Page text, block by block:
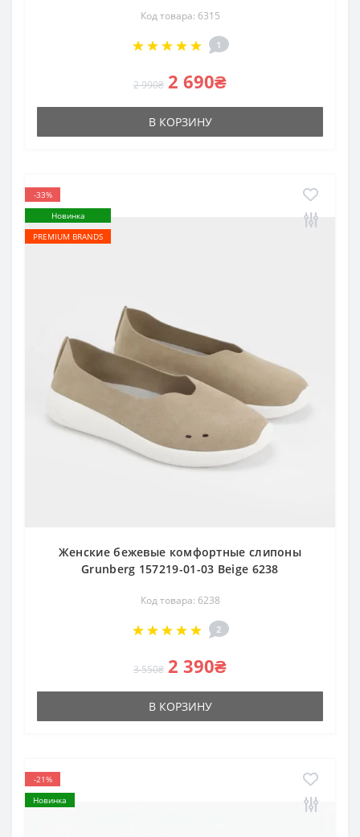
Код товара: 6315
1
2 990₴ 2 690₴
В КОРЗИНУ
-33%
Новинка
PREMIUM BRANDS
Женские бежевые комфортные слипоны
Grunberg 157219-01-03 Beige 6238
Код товара: 6238
2
3 550₴ 2 390₴
В КОРЗИНУ
-21%
Новинка